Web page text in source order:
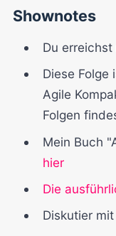
Shownotes
Du erreichst
Diese Folge
Agile
Folgen
Mein Buch
hier
Die
Diskutier